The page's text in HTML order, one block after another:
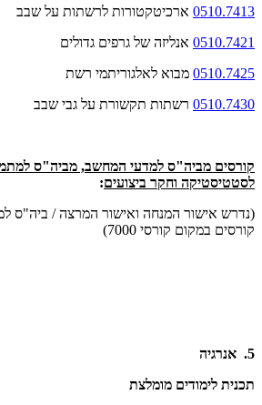
0510.7413 ארכיטקטורות לרשתות על שבב
0510.7421 אנליזה של גרפים גדולים
0510.7425 מבוא לאלגוריתמי רשת
0510.7430 רשתות תקשורת על גבי שבב
קורסים מביה"ס למדעי המחשב, מביה"ס
לסטטיסטיקה וחקר ביצועים:
קורסים במקום קורסי 7000)
5. אנרגיה
תכנית לימודים מומלצת